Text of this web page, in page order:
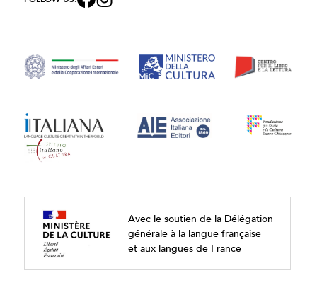
Avec le soutien de la Délégation
générale à la langue française
et aux langues de France